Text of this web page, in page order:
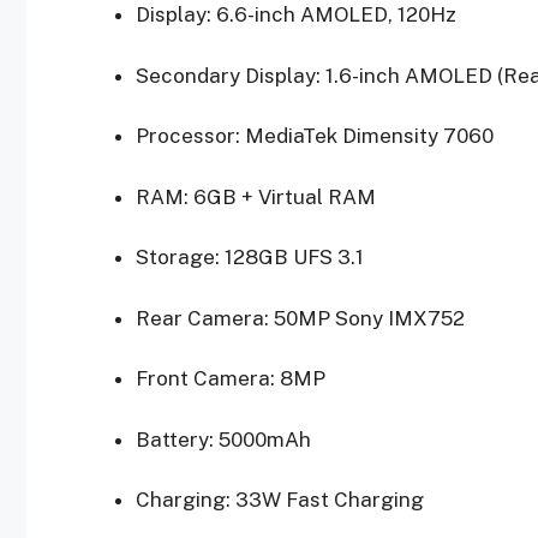
Display: 6.6-inch AMOLED, 120Hz
Secondary Display: 1.6-inch AMOLED
Processor: MediaTek Dimensity 7060
RAM: 6GB + Virtual RAM
Storage: 128GB UFS 3.1
Rear Camera: 50MP Sony IMX752
Front Camera: 8MP
Battery: 5000mAh
Charging: 33W Fast Charging